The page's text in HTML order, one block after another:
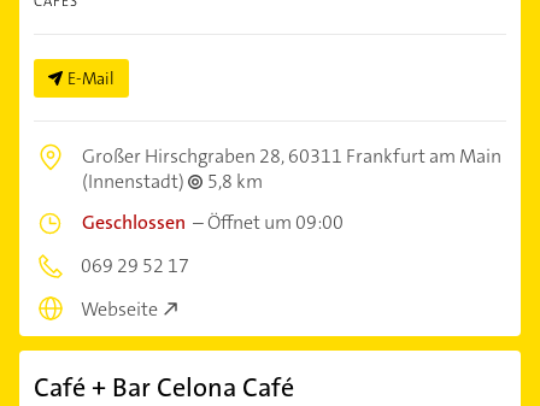
E-Mail
Großer Hirschgraben 28,60311 Frankfurt am Main
(Innenstadt)
5,8 km
Geschlossen –Öffnet um 09:00
069 29 52 17
Webseite
Café + Bar Celona Café